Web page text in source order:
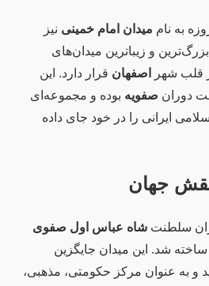
به نام میدان امام خمینی نیز
و زیباترین میدان‌های
قلب شهر
اصفهان قرار دارد. این
دوران صفویه بوده و مجموعه‌ای
ایرانی را در خود جای داده
نقش جهان
سلطنت شاه عباس اول صفوی
۱۷ میلادی ساخته شد. این میدان جایگزین
و به عنوان مرکز حکومتی، مذهبی،